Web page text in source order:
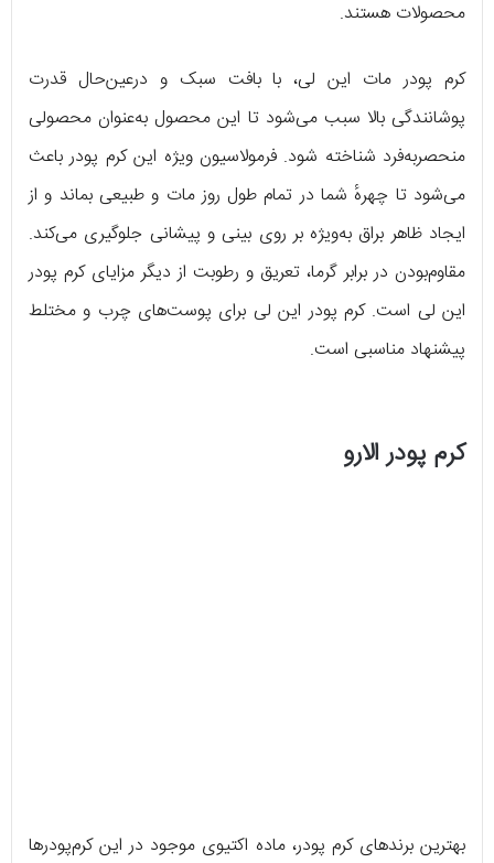
محصولات هستند.
کرم پودر مات این لی، با بافت سبک و درعین‌حال قدرت
پوشانندگی بالا سبب می‌شود تا این محصول به‌عنوان محصولی
منحصربه‌فرد شناخته شود. فرمولاسیون ویژه این کرم پودر باعث
می‌شود تا چهرهٔ شما در تمام طول روز مات و طبیعی بماند و از
ایجاد ظاهر براق به‌ویژه بر روی بینی و پیشانی جلوگیری می‌کند.
مقاوم‌بودن در برابر گرما، تعریق و رطوبت از دیگر مزایای کرم پودر
این لی است. کرم پودر این لی برای پوست‌های چرب و مختلط
پیشنهاد مناسبی است.
کرم پودر الارو
بهترین برندهای کرم پودر، ماده اکتیوی موجود در این کرم‌پودرها